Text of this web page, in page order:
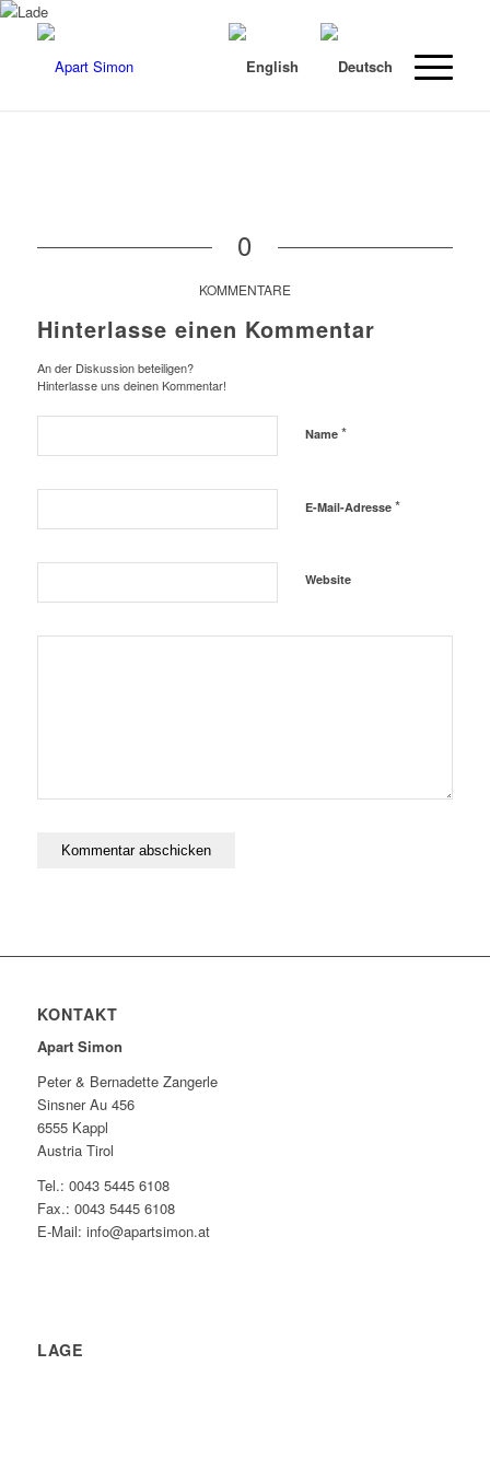
0
KOMMENTARE
Hinterlasse einen Kommentar
An der Diskussion beteiligen?
Hinterlasse uns deinen Kommentar!
Name *
E-Mail-Adresse *
Website
KONTAKT
Apart Simon
Peter & Bernadette Zangerle
Sinsner Au 456
6555 Kappl
Austria Tirol
Tel.: 0043 5445 6108
Fax.: 0043 5445 6108
E-Mail: info@apartsimon.at
LAGE